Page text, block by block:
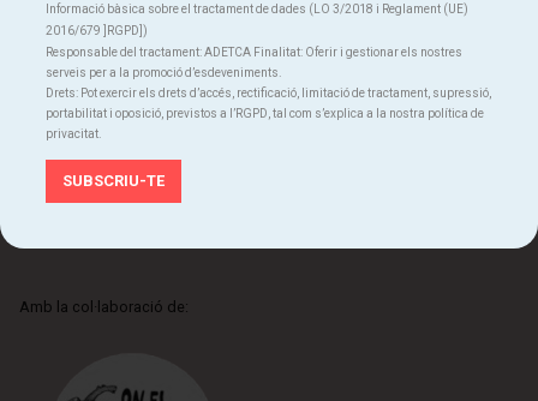
Amb el suport de:
Amb la col·laboració de:
Informació bàsica sobre el tractament de dades (LO 3/2018 i Reglament (UE)
2016/679 ]RGPD])
Responsable del tractament: ADETCA Finalitat: Oferir i gestionar els nostres
serveis per a la promoció d’esdeveniments.
Drets: Pot exercir els drets d’accés, rectificació, limitació de tractament, supressió,
portabilitat i oposició, previstos a l’RGPD, tal com s’explica a la nostra política de
privacitat.